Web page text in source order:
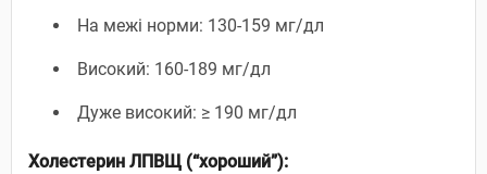
На межі норми: 130-159 мг/дл
Високий: 160-189 мг/дл
Дуже високий: ≥ 190 мг/дл
Холестерин ЛПВЩ (“хороший”):